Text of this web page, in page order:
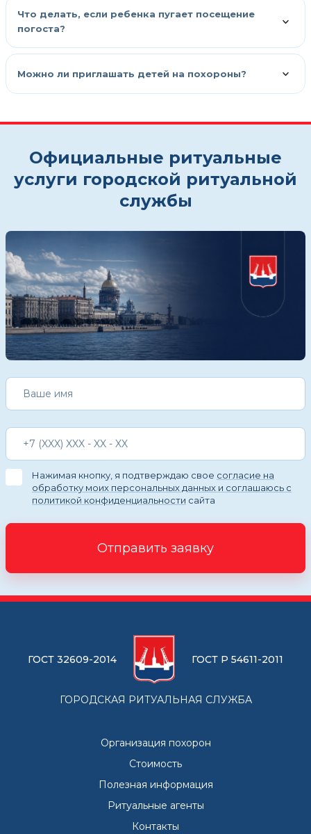
Что делать, если ребенка пугает посещение
погоста?
Можно ли приглашать детей на похороны?
Официальные ритуальные
услуги городской ритуальной
службы
Нажимая кнопку, я подтверждаю свое согласие на
обработку моих персональных данных и соглашаюсь с
политикой конфиденциальности сайта
Отправить заявку
ГОСТ 32609-2014 ГОСТ Р 54611-2011
ГОРОДСКАЯ РИТУАЛЬНАЯ СЛУЖБА
Организация похорон
Стоимость
Полезная информация
Ритуальные агенты
Контакты